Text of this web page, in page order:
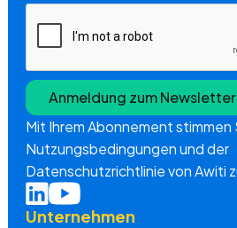
Mit Ihrem Abonnement stimmen
Nutzungsbedingungen und der
Datenschutzrichtlinie von Awiti
Unternehmen